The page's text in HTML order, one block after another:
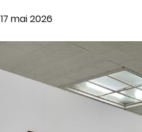
17 mai 2026